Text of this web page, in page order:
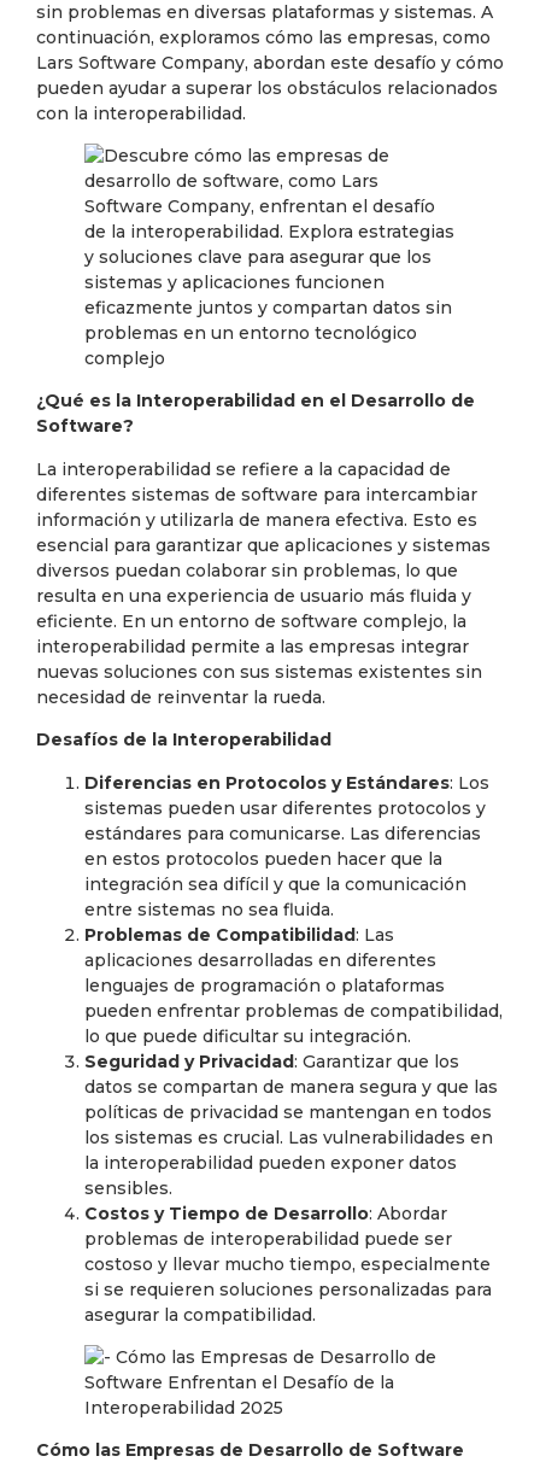
sin problemas en diversas plataformas y sistemas. A
continuación, exploramos cómo las empresas, como
Lars Software Company, abordan este desafío y cómo
pueden ayudar a superar los obstáculos relacionados
con la interoperabilidad.
¿Qué es la Interoperabilidad en el Desarrollo de
Software?
La interoperabilidad se refiere a la capacidad de
diferentes sistemas de software para intercambiar
información y utilizarla de manera efectiva. Esto es
esencial para garantizar que aplicaciones y sistemas
diversos puedan colaborar sin problemas, lo que
resulta en una experiencia de usuario más fluida y
eficiente. En un entorno de software complejo, la
interoperabilidad permite a las empresas integrar
nuevas soluciones con sus sistemas existentes sin
necesidad de reinventar la rueda.
Desafíos de la Interoperabilidad
Diferencias en Protocolos y Estándares: Los
sistemas pueden usar diferentes protocolos y
estándares para comunicarse. Las diferencias
en estos protocolos pueden hacer que la
integración sea difícil y que la comunicación
entre sistemas no sea fluida.
Problemas de Compatibilidad: Las
aplicaciones desarrolladas en diferentes
lenguajes de programación o plataformas
pueden enfrentar problemas de compatibilidad,
lo que puede dificultar su integración.
Seguridad y Privacidad: Garantizar que los
datos se compartan de manera segura y que las
políticas de privacidad se mantengan en todos
los sistemas es crucial. Las vulnerabilidades en
la interoperabilidad pueden exponer datos
sensibles.
Costos y Tiempo de Desarrollo: Abordar
problemas de interoperabilidad puede ser
costoso y llevar mucho tiempo, especialmente
si se requieren soluciones personalizadas para
asegurar la compatibilidad.
Cómo las Empresas de Desarrollo de Software